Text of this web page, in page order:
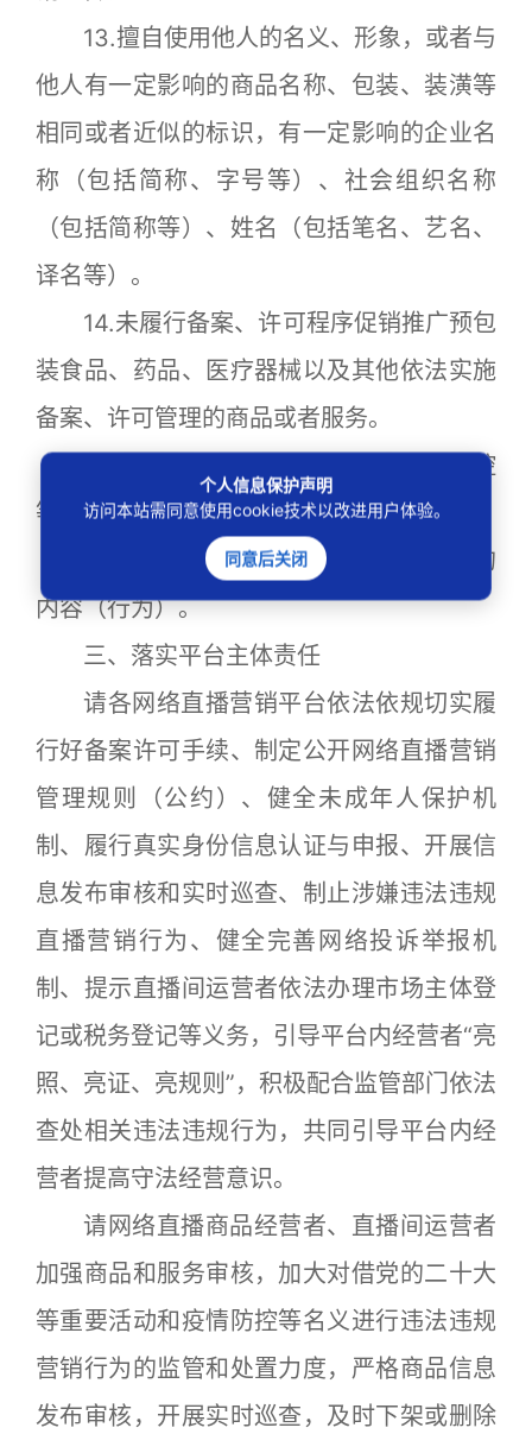
13.擅自使用他人的名义、形象，或者与
他人有一定影响的商品名称、包装、装潢等
相同或者近似的标识，有一定影响的企业名
称（包括简称、字号等）、社会组织名称
（包括简称等）、姓名（包括笔名、艺名、
译名等）。
14.未履行备案、许可程序促销推广预包
装食品、药品、医疗器械以及其他依法实施
备案、许可管理的商品或者服务。
15.借党的二十大等重要活动和疫情防控
等名义进行违法违规营销。
16.其他法律、法规禁止营销推广宣传的
内容（行为）。
三、落实平台主体责任
请各网络直播营销平台依法依规切实履
行好备案许可手续、制定公开网络直播营销
管理规则（公约）、健全未成年人保护机
制、履行真实身份信息认证与申报、开展信
息发布审核和实时巡查、制止涉嫌违法违规
直播营销行为、健全完善网络投诉举报机
制、提示直播间运营者依法办理市场主体登
记或税务登记等义务，引导平台内经营者“亮
照、亮证、亮规则”，积极配合监管部门依法
查处相关违法违规行为，共同引导平台内经
营者提高守法经营意识。
请网络直播商品经营者、直播间运营者
加强商品和服务审核，加大对借党的二十大
等重要活动和疫情防控等名义进行违法违规
营销行为的监管和处置力度，严格商品信息
发布审核，开展实时巡查，及时下架或删除
个人信息保护声明
访问本站需同意使用cookie技术以改进用户体验。
同意后关闭